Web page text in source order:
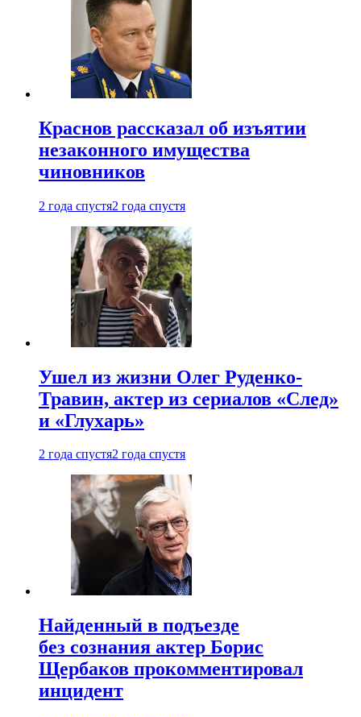
Краснов рассказал об изъятии
незаконного имущества
чиновников
2 года спустя2 года спустя
Ушел из жизни Олег Руденко-
Травин, актер из сериалов «След»
и «Глухарь»
2 года спустя2 года спустя
Найденный в подъезде
без сознания актер Борис
Щербаков прокомментировал
инцидент